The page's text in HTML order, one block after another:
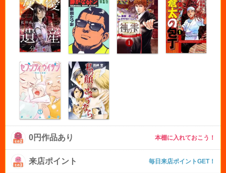
0円作品あり 本棚に入れておこう！
来店ポイント 毎日来店ポイントGET！